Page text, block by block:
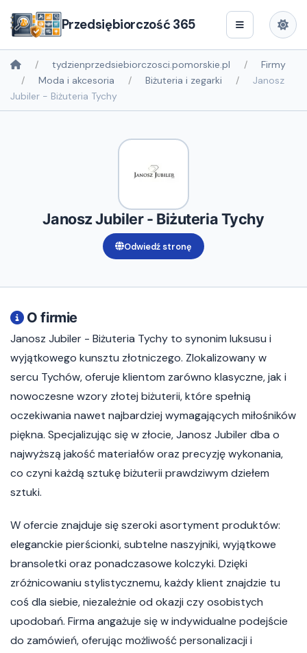
Przedsiębiorczość 365
tydzienprzedsiebiorczosci.pomorskie.pl
Firmy
Moda i akcesoria
Biżuteria i zegarki
Janosz
Jubiler - Biżuteria Tychy
Janosz Jubiler - Biżuteria Tychy
Odwiedź stronę
O firmie
Janosz Jubiler - Biżuteria Tychy to synonim luksusu i
wyjątkowego kunsztu złotniczego. Zlokalizowany w
sercu Tychów, oferuje klientom zarówno klasyczne, jak i
nowoczesne wzory złotej biżuterii, które spełnią
oczekiwania nawet najbardziej wymagających miłośników
piękna. Specjalizując się w złocie, Janosz Jubiler dba o
najwyższą jakość materiałów oraz precyzję wykonania,
co czyni każdą sztukę biżuterii prawdziwym dziełem
sztuki.
W ofercie znajduje się szeroki asortyment produktów:
eleganckie pierścionki, subtelne naszyjniki, wyjątkowe
bransoletki oraz ponadczasowe kolczyki. Dzięki
zróżnicowaniu stylistycznemu, każdy klient znajdzie tu
coś dla siebie, niezależnie od okazji czy osobistych
upodobań. Firma angażuje się w indywidualne podejście
do zamówień, oferując możliwość personalizacji i